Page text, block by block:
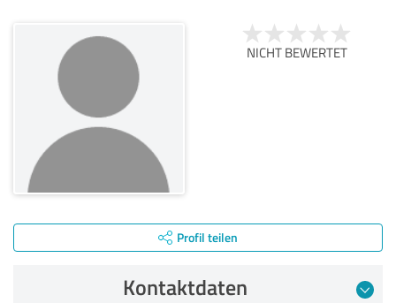
NICHT BEWERTET
Profil teilen
Kontaktdaten